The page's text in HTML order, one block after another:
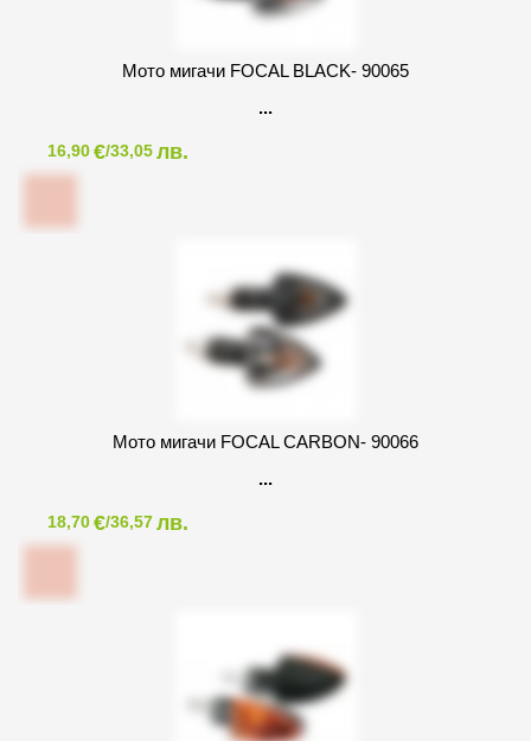
Мото мигачи FOCAL BLACK- 90065
16,90€/33,05лв.
Мото мигачи FOCAL CARBON- 90066
18,70€/36,57лв.